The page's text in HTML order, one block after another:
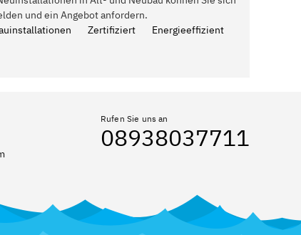
und ein Angebot anfordern.
Zertifiziert Energieeffizient
Rufen Sie uns an
08938037711